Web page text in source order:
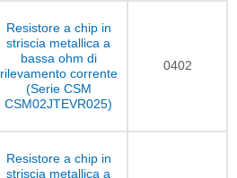
Resistore a chip in
striscia metallica a
bassa ohm di
rilevamento corrente
(Serie CSM
CSM02JTEVR025)
0402
Resistore a chip in
striscia metallica a